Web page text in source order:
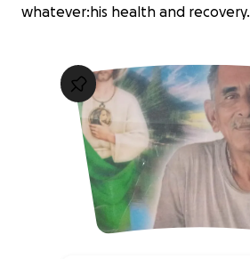
whatever:his health and recovery.